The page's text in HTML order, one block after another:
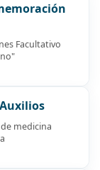
Facultativo
medicina